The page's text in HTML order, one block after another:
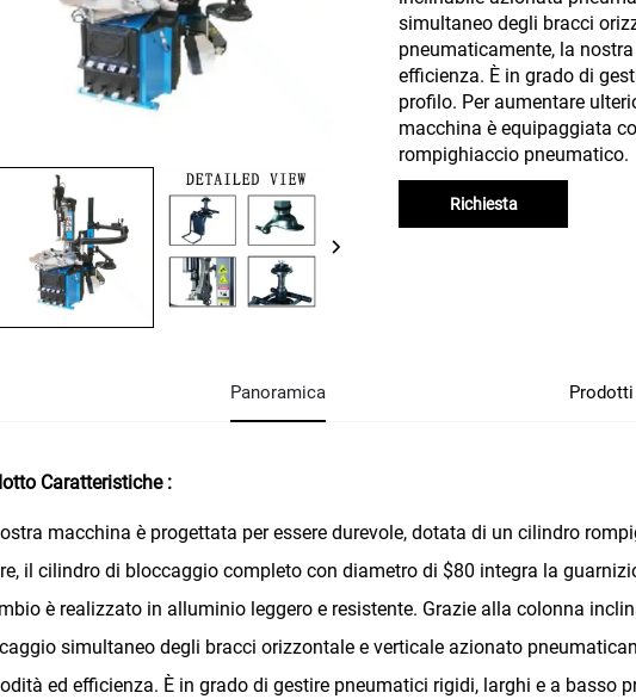
simultaneo degli bracci
pneumaticamente, la
efficienza. È in grado di
profilo. Per aumentare
macchina è equipaggiata
rompighiaccio pneumatico.
Richiesta
Panoramica
Caratteristiche :
macchina è progettata per essere durevole, dotata di un cilindro
il cilindro di bloccaggio completo con diametro di $80 integra la
è realizzato in alluminio leggero e resistente. Grazie alla colonna
simultaneo degli bracci orizzontale e verticale azionato
ed efficienza. È in grado di gestire pneumatici rigidi, larghi e a basso